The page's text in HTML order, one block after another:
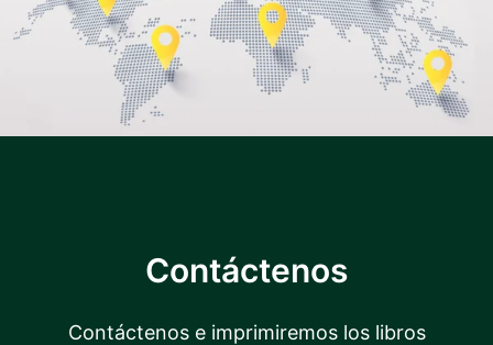
Contáctenos
Contáctenos e imprimiremos los libros